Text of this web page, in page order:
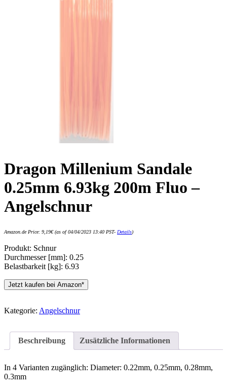
Dragon Millenium Sandale
0.25mm 6.93kg 200m Fluo –
Angelschnur
Amazon.de Price: 9,19€(as of 04/04/2023 13:40 PST- Details)
Produkt: Schnur
Durchmesser [mm]: 0.25
Belastbarkeit [kg]: 6.93
Jetzt kaufen bei Amazon*
Kategorie: Angelschnur
Beschreibung Zusätzliche Informationen
In 4 Varianten zugänglich: Diameter: 0.22mm, 0.25mm, 0.28mm,
0.3mm